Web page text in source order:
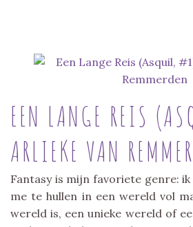
EEN LANGE REIS
ARLIEKE VAN
Fantasy is mijn favoriete genre:
me te hullen in een wereld vol
wereld is, een unieke wereld of